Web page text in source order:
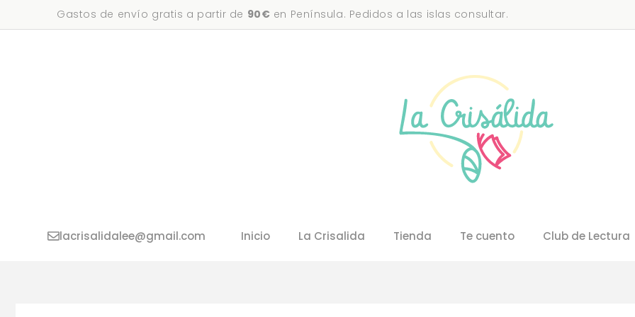
al
Gastos de envío gratis a partir de 90€ en Península. Pedidos a las islas consultar.
Inicio La Crisalida Tienda Te cuento Club de Lectura
lacrisalidalee@gmail.com